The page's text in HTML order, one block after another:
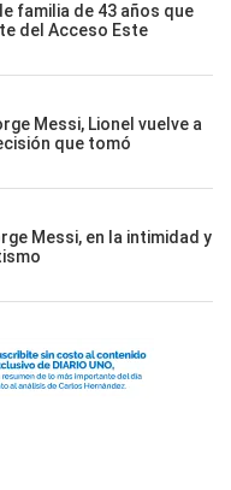
familia de 43 años que
del Acceso Este
Messi, Lionel vuelve a
que tomó
Messi, en la intimidad y